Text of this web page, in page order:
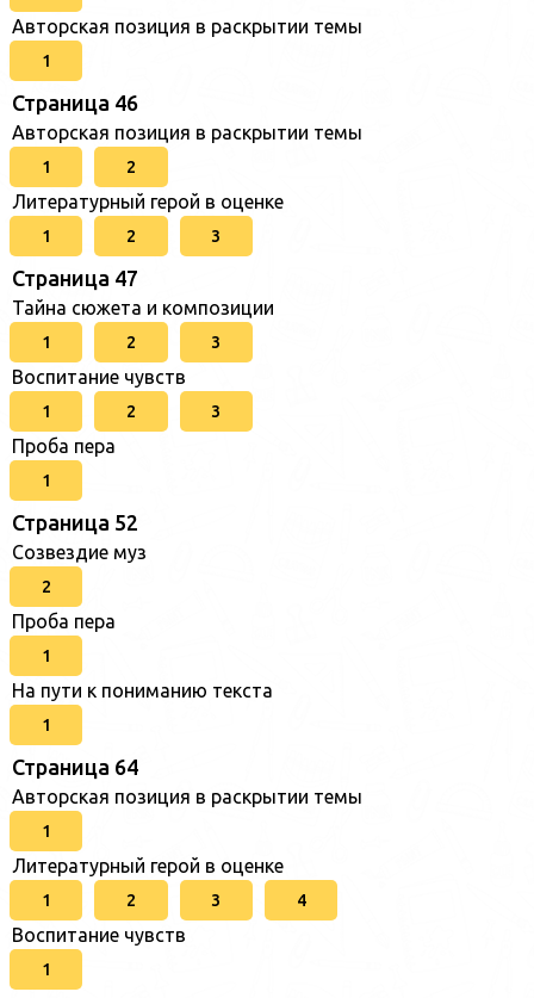
Авторская позиция в раскрытии темы
1
Страница 46
Авторская позиция в раскрытии темы
1 2
Литературный герой в оценке
1 2 3
Страница 47
Тайна сюжета и композиции
1 2 3
Воспитание чувств
1 2 3
Проба пера
1
Страница 52
Созвездие муз
2
Проба пера
1
На пути к пониманию текста
1
Страница 64
Авторская позиция в раскрытии темы
1
Литературный герой в оценке
1 2 3 4
Воспитание чувств
1